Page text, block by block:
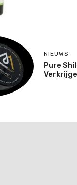
NIEUWS
Pure